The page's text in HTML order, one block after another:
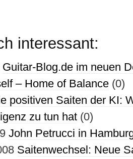
interessant:
Guitar-Blog.de im neuen
– Home of Balance (0)
positiven Saiten der KI:
zu tun hat (0)
John Petrucci in
Saitenwechsel: Neue